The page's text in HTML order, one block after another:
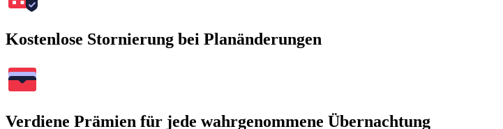
Kostenlose Stornierung bei Planänderungen
Verdiene Prämien für jede wahrgenommene Übernachtung